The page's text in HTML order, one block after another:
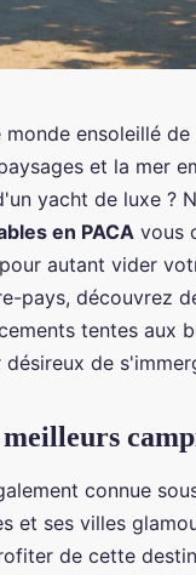
monde ensoleillé
et la mer
yacht de luxe ?
en PACA vous
autant vider
pays, découvrez
tentes aux
de
connue
et ses villes
de cette